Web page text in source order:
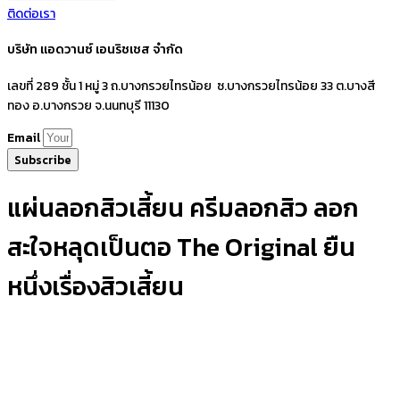
ติดต่อเรา
บริษัท แอดวานซ์ เอนริชเชส จำกัด
เลขที่ 289 ชั้น 1 หมู่ 3 ถ.บางกรวยไทรน้อย ซ.บางกรวยไทรน้อย 33 ต.บางสี
ทอง อ.บางกรวย จ.นนทบุรี 11130
Email
Subscribe
แผ่นลอกสิวเสี้ยน ครีมลอกสิว ลอก
สะใจหลุดเป็นตอ The Original ยืน
หนึ่งเรื่องสิวเสี้ยน